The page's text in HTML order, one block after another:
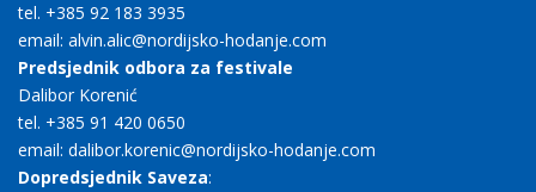
tel. +385 92 183 3935
email: alvin.alic@nordijsko-hodanje.com
Predsjednik odbora za festivale
Dalibor Korenić
tel. +385 91 420 0650
email: dalibor.korenic@nordijsko-hodanje.com
Dopredsjednik Saveza: